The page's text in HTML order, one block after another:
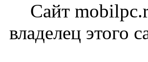
Сайт
владелец этого